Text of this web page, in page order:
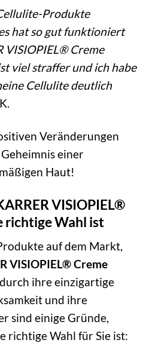
Produkte
hat so gut funktioniert
VISIOPIEL® Creme
viel straffer und ich habe
Cellulite deutlich
Veränderungen
einer
Haut!
VISIOPIEL®
richtige Wahl ist
auf dem Markt,
VISIOPIEL® Creme
ihre einzigartige
und ihre
sind einige Gründe,
richtige Wahl für Sie ist: